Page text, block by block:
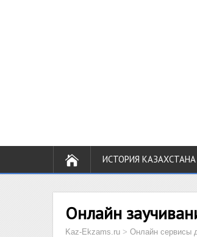
ИСТОРИЯ КАЗАХСТАНА
Онлайн
Kaz-Ekzams.ru > Онлайн сервисы